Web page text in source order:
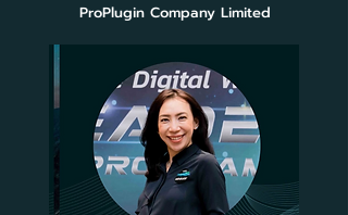
ProPlugin Company Limited